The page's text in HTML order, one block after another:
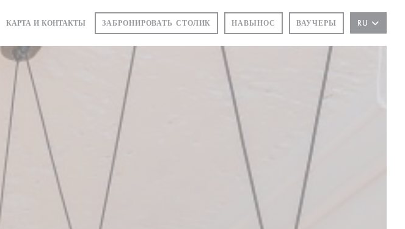
((ОТКРЫВАЕТСЯ В НОВОМ ОКНЕ))
КАРТА И КОНТАКТЫ ЗАБРОНИРОВАТЬ СТОЛИК НАВЫНОС ВАУЧЕРЫ RU